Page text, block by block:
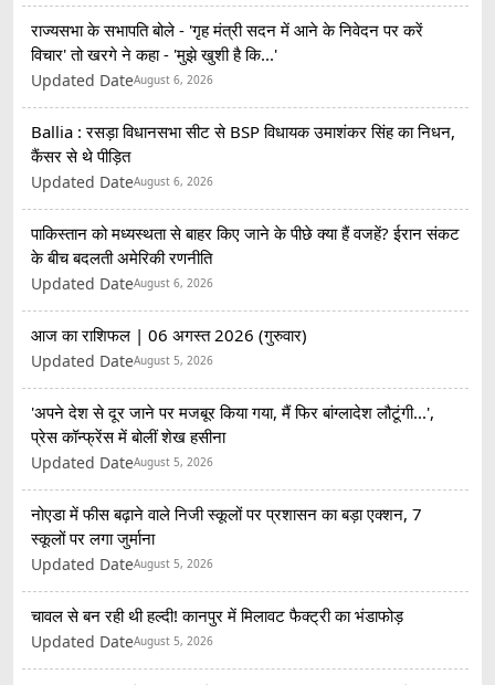
राज्यसभा के सभापति बोले - 'गृह मंत्री सदन में आने के निवेदन पर करें
विचार' तो खरगे ने कहा - 'मुझे खुशी है कि...'
Updated DateAugust 6, 2026
Ballia : रसड़ा विधानसभा सीट से BSP विधायक उमाशंकर सिंह का निधन,
कैंसर से थे पीड़ित
Updated DateAugust 6, 2026
पाकिस्तान को मध्यस्थता से बाहर किए जाने के पीछे क्या हैं वजहें? ईरान संकट
के बीच बदलती अमेरिकी रणनीति
Updated DateAugust 6, 2026
आज का राशिफल | 06 अगस्त 2026 (गुरुवार)
Updated DateAugust 5, 2026
'अपने देश से दूर जाने पर मजबूर किया गया, मैं फिर बांग्लादेश लौटूंगी...',
प्रेस कॉन्फ्रेंस में बोलीं शेख हसीना
Updated DateAugust 5, 2026
नोएडा में फीस बढ़ाने वाले निजी स्कूलों पर प्रशासन का बड़ा एक्शन, 7
स्कूलों पर लगा जुर्माना
Updated DateAugust 5, 2026
चावल से बन रही थी हल्दी! कानपुर में मिलावट फैक्ट्री का भंडाफोड़
Updated DateAugust 5, 2026